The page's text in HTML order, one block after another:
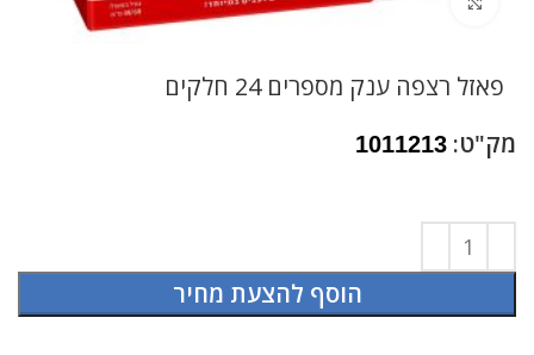
פאזל רצפה ענק מספרים 24 חלקים
מק"ט: 1011213
הוסף להצעת מחיר